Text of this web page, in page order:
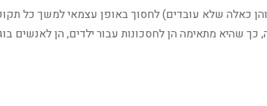
כאלה שלא עובדים) לחסוך באופן עצמאי למשך כל
מתאימה הן לחסכונות עבור ילדים, הן לאנשים